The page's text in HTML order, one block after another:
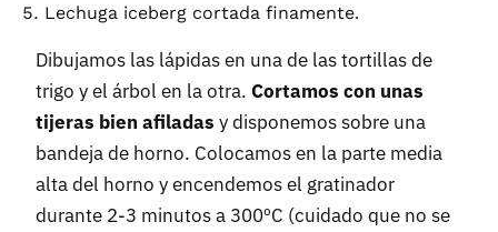
Lechuga iceberg cortada finamente.
Dibujamos las lápidas en una de las tortillas de
trigo y el árbol en la otra. Cortamos con unas
tijeras bien afiladas y disponemos sobre una
bandeja de horno. Colocamos en la parte media
alta del horno y encendemos el gratinador
durante 2-3 minutos a 300ºC (cuidado que no se